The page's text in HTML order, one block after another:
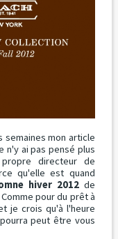
semaines mon article
n'y ai pas pensé plus
directeur de
qu'elle est quand
hiver 2012de
pour du prêt à
je crois qu'à l'heure
peut être vous